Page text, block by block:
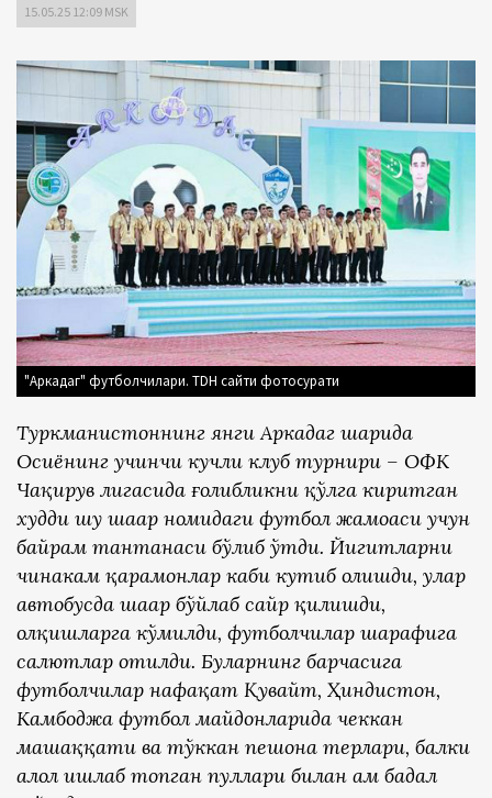
15.05.25 12:09 MSK
"Аркадаг" футболчилари. TDH сайти фотосурати
Туркманистоннинг янги Аркадаг шаҳрида
Осиёнинг учинчи кучли клуб турнири – ОФК
Чақирув лигасида ғолибликни қўлга киритган
худди шу шаҳар номидаги футбол жамоаси учун
байрам тантанаси бўлиб ўтди. Йигитларни
чинакам қаҳрамонлар каби кутиб олишди, улар
автобусда шаҳар бўйлаб сайр қилишди,
олқишларга кўмилди, футболчилар шарафига
салютлар отилди. Буларнинг барчасига
футболчилар нафақат Қувайт, Ҳиндистон,
Камбоджа футбол майдонларида чеккан
машаққати ва тўккан пешона терлари, балки
ҳалол ишлаб топган пуллари билан ҳам бадал